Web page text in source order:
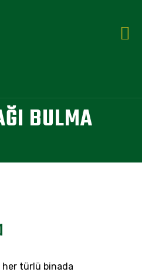
BULMA
her türlü binada